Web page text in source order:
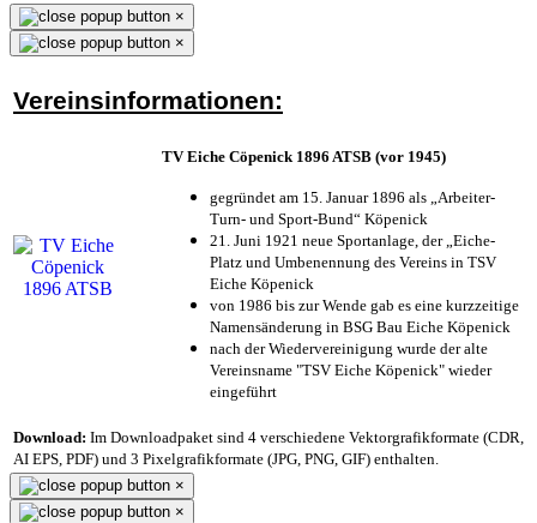
×
×
Vereinsinformationen:
TV Eiche Cöpenick 1896 ATSB (vor 1945)
gegründet am 15. Januar 1896 als „Arbeiter-
Turn- und Sport-Bund“ Köpenick
21. Juni 1921 neue Sportanlage, der „Eiche-
Platz und Umbenennung des Vereins in TSV
Eiche Köpenick
von 1986 bis zur Wende gab es eine kurzzeitige
Namensänderung in BSG Bau Eiche Köpenick
nach der Wiedervereinigung wurde der alte
Vereinsname "TSV Eiche Köpenick" wieder
eingeführt
Download: Im Downloadpaket sind 4 verschiedene Vektorgrafikformate (CDR,
AI EPS, PDF) und 3 Pixelgrafikformate (JPG, PNG, GIF) enthalten.
×
×